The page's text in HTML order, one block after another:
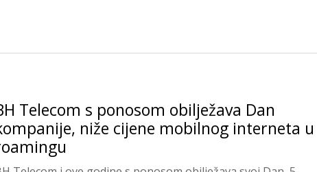
Telecom s ponosom obilježava Dan
niže cijene mobilnog interneta u